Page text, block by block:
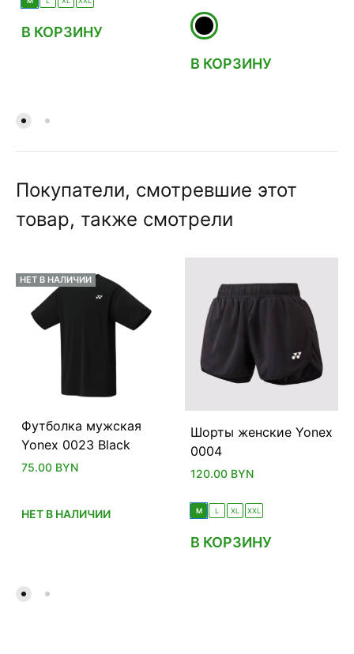
В КОРЗИНУ
В КОРЗИНУ
Покупатели, смотревшие этот
товар, также смотрели
НЕТ В НАЛИЧИИ
Футболка мужская
Yonex 0023 Black
75.00 BYN
НЕТ В НАЛИЧИИ
Шорты женские Yonex
0004
120.00 BYN
M L XL XXL
В КОРЗИНУ